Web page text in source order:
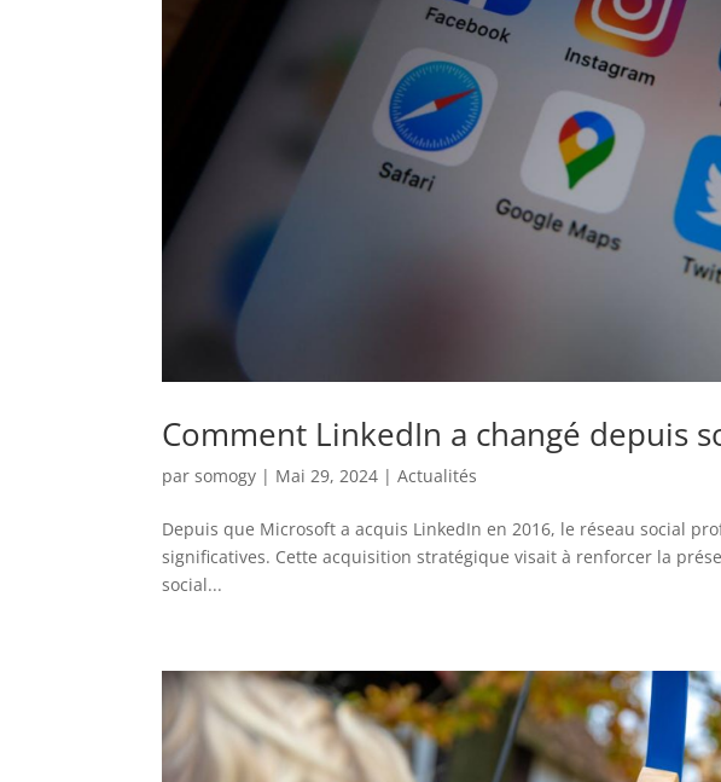
Comment LinkedIn a changé depuis
parsomogy | Mai 29, 2024 |Actualités
Depuis que Microsoft a acquis LinkedIn en 2016, le réseau social
significatives. Cette acquisition stratégique visait à renforcer la
social...